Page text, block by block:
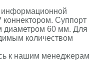
информационной
коннектором. Суппорт
диаметром 60 мм. Для
количеством
к нашим менеджерам